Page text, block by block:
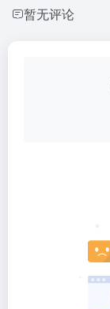
暂无评论